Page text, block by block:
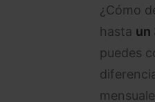
¿Cómo
hasta un
puedes